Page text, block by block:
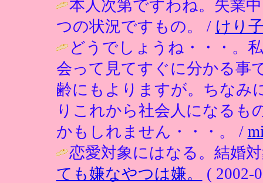
本人次第ですわね。失業
つの状況ですもの。 / けり
どうでしょうね・・・。
会って見てすぐに分かる事
齢にもよりますが。ちなみ
りこれから社会人になるも
かもしれません・・・。 /
恋愛対象にはなる。結婚
ても嫌なやつは嫌。
( 2002-